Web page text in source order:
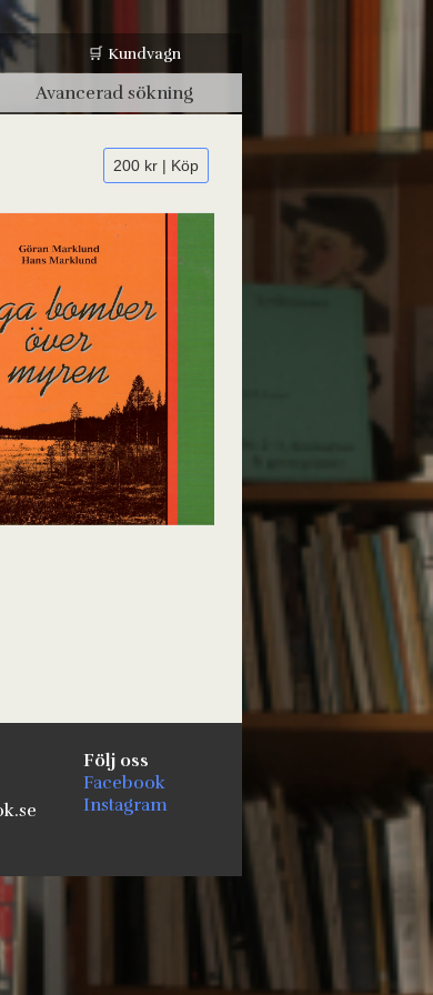
🛒 Kundvagn
Avancerad sökning
200 kr | Köp
Följ oss
Facebook
Instagram